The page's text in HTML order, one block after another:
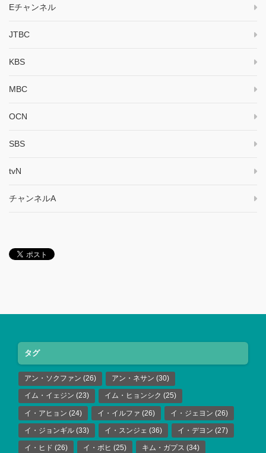
Eチャンネル
JTBC
KBS
MBC
OCN
SBS
tvN
チャンネルA
タグ
アン・ソクファン (26) アン・ネサン (30)
イム・イェジン (23) イム・ヒョンシク (25)
イ・アヒョン (24) イ・イルファ (26) イ・ジェヨン (26)
イ・ジョンギル (33) イ・スンジェ (36) イ・デヨン (27)
イ・ヒド (26) イ・ボヒ (25) キム・ガプス (34)